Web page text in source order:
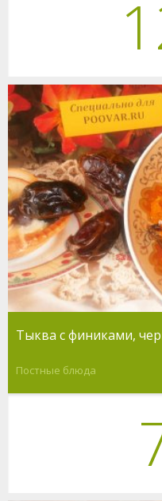
Тыква с финиками,
Постные блюда